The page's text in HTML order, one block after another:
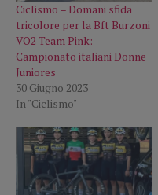
Ciclismo – Domani sfida
tricolore per la Bft Burzoni
VO2 Team Pink:
Campionato italiani Donne
Juniores
30 Giugno 2023
In "Ciclismo"